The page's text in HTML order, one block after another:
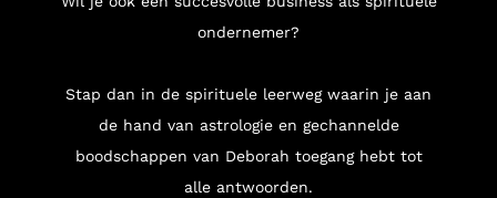
ondernemer?
Stap dan in de spirituele leerweg waarin je aan
de hand van astrologie en gechannelde
boodschappen van Deborah toegang hebt tot
alle antwoorden.